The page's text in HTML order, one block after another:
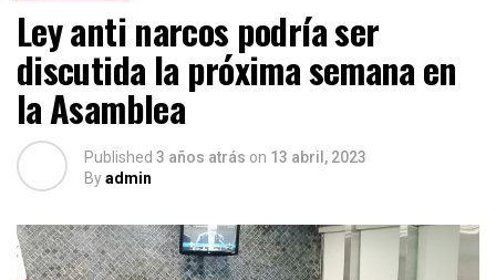
Ley anti narcos podría ser
discutida la próxima semana en
la Asamblea
Published 3 años atrás on 13 abril, 2023
Byadmin